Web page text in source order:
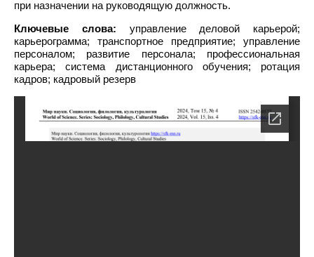
при назначении на руководящую должность.
Ключевые слова: управление деловой карьерой;
карьерограмма; транспортное предприятие; управление
персоналом; развитие персонала; профессиональная
карьера; система дистанционного обучения; ротация
кадров; кадровый резерв